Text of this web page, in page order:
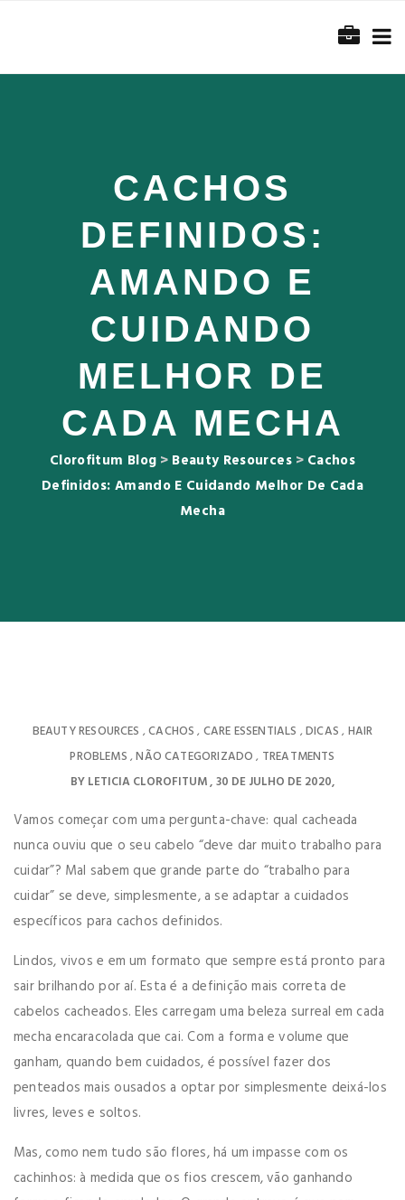
CACHOS
DEFINIDOS:
AMANDO E
CUIDANDO
MELHOR DE
CADA MECHA
Clorofitum Blog > Beauty Resources> Cachos
Definidos: Amando E Cuidando Melhor De Cada
Mecha
BEAUTY RESOURCES ,CACHOS , CARE ESSENTIALS ,DICAS , HAIR
PROBLEMS ,NÃO CATEGORIZADO , TREATMENTS
BYLETICIA CLOROFITUM 30 DE JULHO DE 2020
Vamos começar com uma pergunta-chave: qual cacheada
nunca ouviu que o seu cabelo “deve dar muito trabalho para
cuidar”? Mal sabem que grande parte do “trabalho para
cuidar” se deve, simplesmente, a se adaptar a cuidados
específicos para cachos definidos.
Lindos, vivos e em um formato que sempre está pronto para
sair brilhando por aí. Esta é a definição mais correta de
cabelos cacheados. Eles carregam uma beleza surreal em cada
mecha encaracolada que cai. Com a forma e volume que
ganham, quando bem cuidados, é possível fazer dos
penteados mais ousados a optar por simplesmente deixá-los
livres, leves e soltos.
Mas, como nem tudo são flores, há um impasse com os
cachinhos: à medida que os fios crescem, vão ganhando